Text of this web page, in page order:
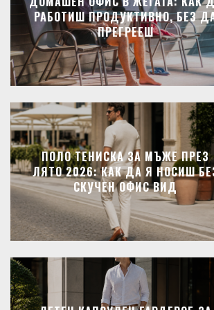
РАБОТИШ ПРОДУКТИВНО, БЕЗ
ПРЕГРЕЕШ
ПОЛО ТЕНИСКА ЗА МЪЖЕ ПРЕЗ
ЛЯТО 2026: КАК ДА Я НОСИШ
СКУЧЕН ОФИС ВИД